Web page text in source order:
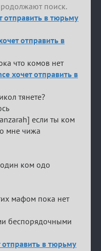
поиск.
отправить в тюрьму
отправить в
что комов нет
хочет отправить в
тянете?
если ты ком
мне чижа
ком одо
мафом пока нет
беспорядочными
отправить в тюрьму